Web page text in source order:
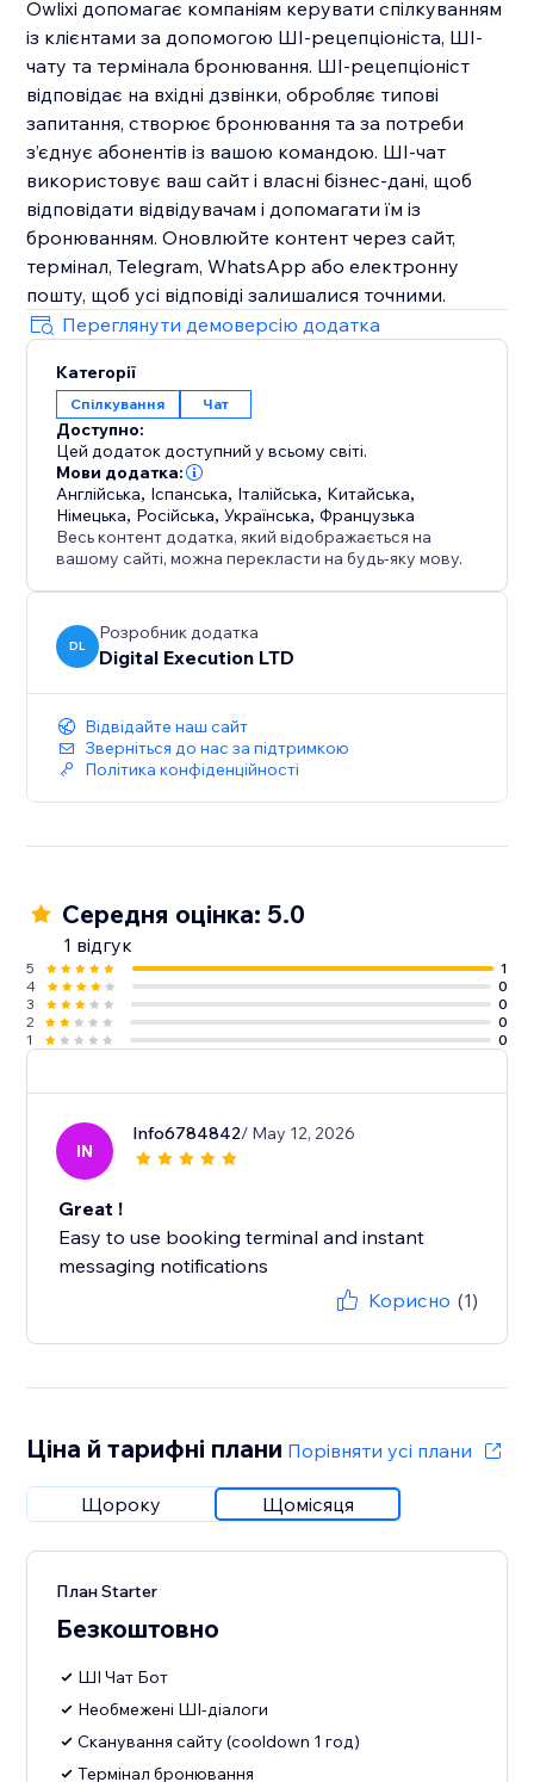
Owlixi допомагає компаніям керувати спілкуванням
із клієнтами за допомогою ШІ-рецепціоніста, ШІ-
чату та термінала бронювання. ШІ-рецепціоніст
відповідає на вхідні дзвінки, обробляє типові
запитання, створює бронювання та за потреби
з’єднує абонентів із вашою командою. ШІ-чат
використовує ваш сайт і власні бізнес-дані, щоб
відповідати відвідувачам і допомагати їм із
бронюванням. Оновлюйте контент через сайт,
термінал, Telegram, WhatsApp або електронну
пошту, щоб усі відповіді залишалися точними.
Переглянути демоверсію додатка
Категорії
Спілкування Чат
Доступно:
Цей додаток доступний у всьому світі.
Мови додатка:
Англійська, Іспанська, Італійська, Китайська,
Німецька, Російська,Українська,Французька
Весь контент додатка, який відображається на
вашому сайті, можна перекласти на будь-яку мову.
DL
Розробник додатка
Digital Execution LTD
Відвідайте наш сайт
Зверніться до нас за підтримкою
Політика конфіденційності
Середня оцінка: 5.0
1 відгук
5
1
4
0
3
0
2
0
1
0
IN
Info6784842/ May 12, 2026
Great !
Easy to use booking terminal and instant
messaging notifications
Корисно (1)
Ціна й тарифні плани Порівняти усі плани
Щороку Щомісяця
План Starter
Безкоштовно
ШI Чат Бот
Необмежені ШI-діалоги
Сканування сайту (cooldown 1 год)
Термінал бронювання